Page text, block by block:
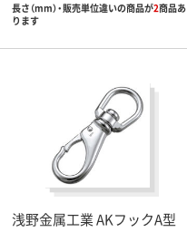
長さ（mm）・販売単位違いの商品が2商品あ
ります
浅野金属工業 AKフックA型